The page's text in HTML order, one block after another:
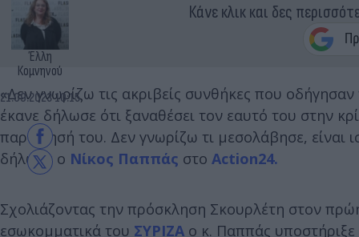
Έλλη
Κομνηνού
21.09.2023 10:15
Κάνε κλικ και δες
«Δεν γνωρίζω τις ακριβείς συνθήκες που οδήγησαν
έκανε δήλωσε ότι ξαναθέσει τον εαυτό του στην
παραίτησή του. Δεν γνωρίζω τι μεσολάβησε,
δήλωσε ο Νίκος Παππάς στο Action24.
Σχολιάζοντας την πρόσκληση Σκουρλέτη στον
εσωκομματικά του ΣΥΡΙΖΑ ο κ. Παππάς υποστήριξε